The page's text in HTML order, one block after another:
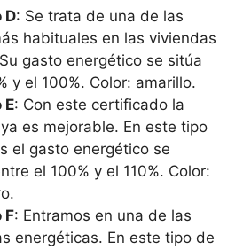
D: Se trata de una de las
habituales en las viviendas
gasto energético se sitúa
y el 100%. Color: amarillo.
E: Con este certificado la
es mejorable. En este tipo
el gasto energético se
el 100% y el 110%. Color:
F: Entramos en una de las
energéticas. En este tipo de